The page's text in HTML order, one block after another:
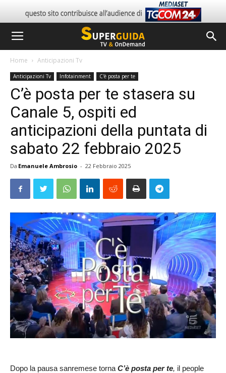
Home Anticipazioni Tv
Anticipazioni Tv Infotainment C'è posta per te
C’è posta per te stasera su
Canale 5, ospiti ed
anticipazioni della puntata di
sabato 22 febbraio 2025
Da Emanuele Ambrosio - 22 Febbraio 2025
Dopo la pausa sanremese torna C’è posta per te, il people